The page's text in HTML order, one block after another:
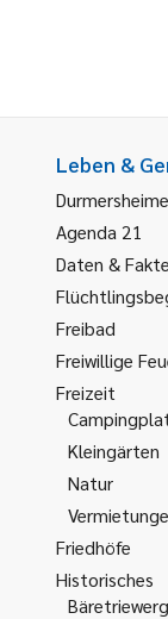
Leben &
Agenda 21
Daten &
Freibad
Freiwillige
Freizeit
Kleingärten
Natur
Friedhöfe
Historisches